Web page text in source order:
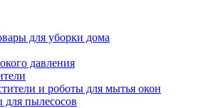
для уборки дома
давления
и роботы для мытья окон
для пылесосов